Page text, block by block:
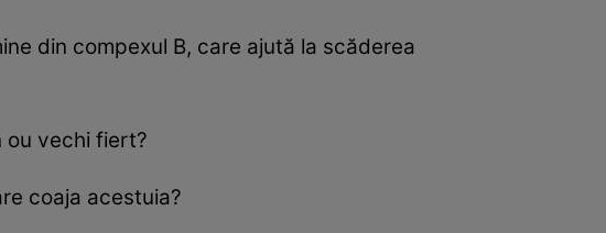
din compexul B, care ajută la scăderea
ou vechi fiert?
coaja acestuia?